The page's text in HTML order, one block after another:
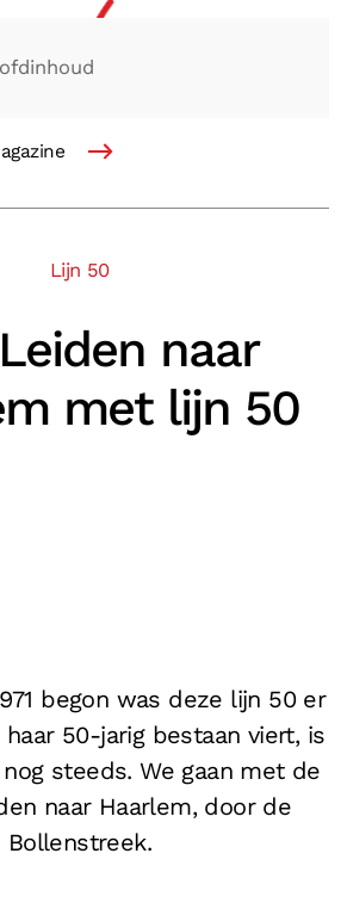
Lijn 50
naar
met lijn 50
begon was deze lijn 50 er
haar 50-jarig bestaan viert, is
steeds. We gaan met de
naar Haarlem, door de
Bollenstreek.